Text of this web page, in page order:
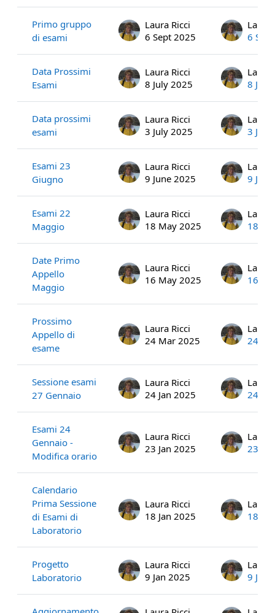
Primo gruppo
di esami
Laura Ricci
6 Sept 2025
Laura
6
Data Prossimi
Esami
Laura Ricci
8 July 2025
Laura
8 July
Data prossimi
esami
Laura Ricci
3 July 2025
Laura
3 July
Esami 23
Giugno
Laura Ricci
9 June 2025
Laura
9
Esami 22
Maggio
Laura Ricci
18 May 2025
Laura
18
Date Primo
Appello
Maggio
Laura Ricci
16 May 2025
Laura
16
Prossimo
Appello di
esame
Laura Ricci
24 Mar 2025
Laura
24
Sessione esami
27 Gennaio
Laura Ricci
24 Jan 2025
Laura
24
Esami 24
Gennaio -
Modifica orario
Laura Ricci
23 Jan 2025
Laura
23
Calendario
Prima Sessione
di Esami di
Laboratorio
Laura Ricci
18 Jan 2025
Laura
18
Progetto
Laboratorio
Laura Ricci
9 Jan 2025
Laura
9 Jan